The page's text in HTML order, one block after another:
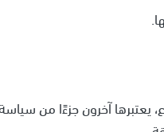
يعتبرها آخرون جزءًا من